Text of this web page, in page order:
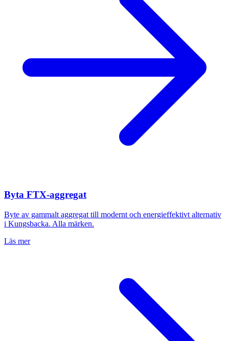
Byta FTX-aggregat
Byte av gammalt aggregat till modernt och energieffektivt alternativ
i Kungsbacka. Alla märken.
Läs mer